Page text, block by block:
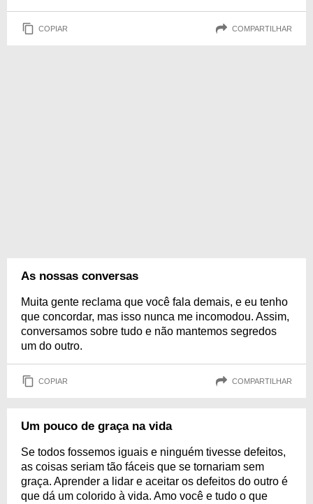
COPIAR COMPARTILHAR
As nossas conversas
Muita gente reclama que você fala demais, e eu tenho
que concordar, mas isso nunca me incomodou. Assim,
conversamos sobre tudo e não mantemos segredos
um do outro.
COPIAR COMPARTILHAR
Um pouco de graça na vida
Se todos fossemos iguais e ninguém tivesse defeitos,
as coisas seriam tão fáceis que se tornariam sem
graça. Aprender a lidar e aceitar os defeitos do outro é
que dá um colorido à vida. Amo você e tudo o que